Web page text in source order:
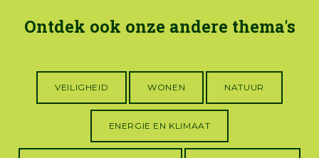
Ontdek ook onze andere thema's
VEILIGHEID WONEN NATUUR
ENERGIE EN KLIMAAT